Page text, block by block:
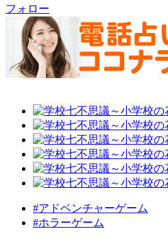
フォロー
#アドベンチャーゲーム
#ホラーゲーム